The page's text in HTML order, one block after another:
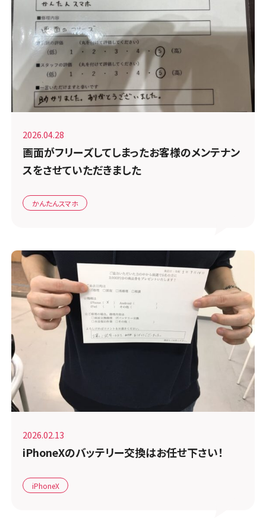
2026.04.28
画面がフリーズしてしまったお客様のメンテナン
スをさせていただきました
かんたんスマホ
2026.02.13
iPhoneXのバッテリー交換はお任せ下さい！
iPhoneX